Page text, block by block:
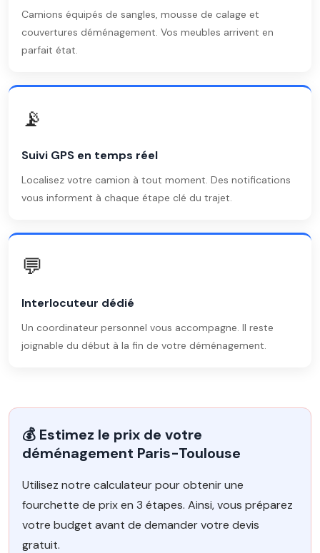
Camions équipés de sangles, mousse de calage et
couvertures déménagement. Vos meubles arrivent en
parfait état.
📡
Suivi GPS en temps réel
Localisez votre camion à tout moment. Des notifications
vous informent à chaque étape clé du trajet.
💬
Interlocuteur dédié
Un coordinateur personnel vous accompagne. Il reste
joignable du début à la fin de votre déménagement.
💰 Estimez le prix de votre
déménagement Paris-Toulouse
Utilisez notre calculateur pour obtenir une
fourchette de prix en 3 étapes. Ainsi, vous préparez
votre budget avant de demander votre devis
gratuit.